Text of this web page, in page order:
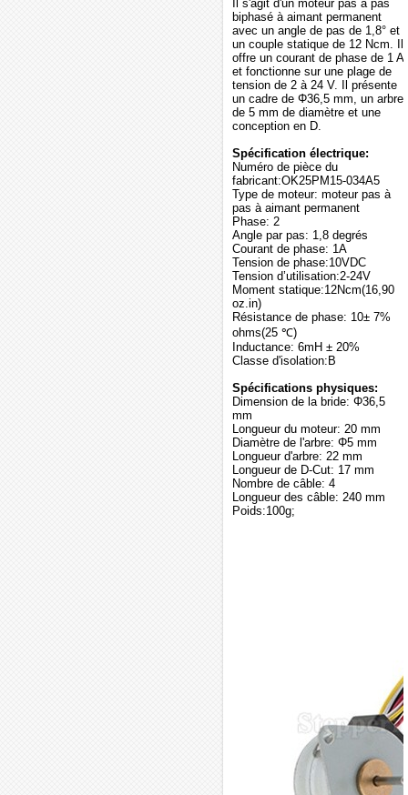
Il s'agit d'un moteur pas à pas
biphasé à aimant permanent
avec un angle de pas de 1,8° et
un couple statique de 12 Ncm. Il
offre un courant de phase de 1 A
et fonctionne sur une plage de
tension de 2 à 24 V. Il présente
un cadre de Φ36,5 mm, un arbre
de 5 mm de diamètre et une
conception en D.
Spécification électrique:
Numéro de pièce du
fabricant:OK25PM15-034A5
Type de moteur: moteur pas à
pas à aimant permanent
Phase: 2
Angle par pas: 1,8 degrés
Courant de phase: 1A
Tension de phase:10VDC
Tension d’utilisation:2-24V
Moment statique:12Ncm(16,90
oz.in)
Résistance de phase: 10± 7%
ohms(25 ℃)
Inductance: 6mH ± 20%
Classe d'isolation:B
Spécifications physiques:
Dimension de la bride: Φ36,5
mm
Longueur du moteur: 20 mm
Diamètre de l'arbre: Φ5 mm
Longueur d'arbre: 22 mm
Longueur de D-Cut: 17 mm
Nombre de câble: 4
Longueur des câble: 240 mm
Poids:100g;